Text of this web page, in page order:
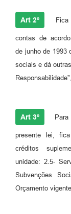
Legislação para
Sic
Transparência
PNAB - CICLO 2
Prestação de
RELATÓRIO
Art 2º Fica
contas de
de junho de 1993
sociais e dá
Art 3º
presente lei,
créditos
unidade: 2.5-
Subvenções
Orçamento